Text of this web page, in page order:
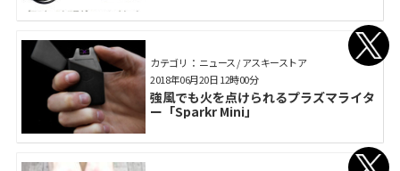
カテゴリ： ニュース / アスキーストア
強風でも火を点けられるプラズマライタ
ー「Sparkr Mini」
2018年06月20日 12時00分